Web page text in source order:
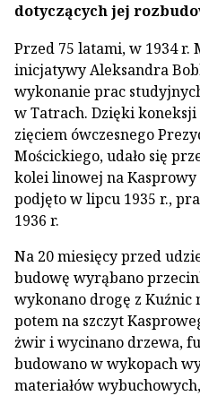
dotyczących jej
Przed 75 latami, w 1934
inicjatywy Aleksandra
wykonanie prac
w Tatrach. Dzięki
zięciem ówczesnego
Mościckiego, udało się
kolei linowej na
podjęto w lipcu 1935 r.,
1936 r.
Na 20 miesięcy przed
budowę wyrąbano
wykonano drogę z Kuźnic
potem na szczyt
żwir i wycinano drzewa,
budowano w wykopach
materiałów